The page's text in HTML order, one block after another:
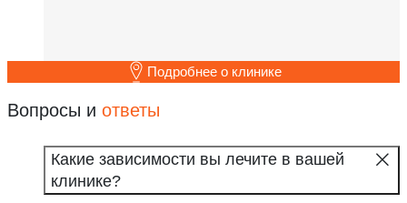
Подробнее о клинике
Вопросы и ответы
Какие зависимости вы лечите в вашей
клинике?